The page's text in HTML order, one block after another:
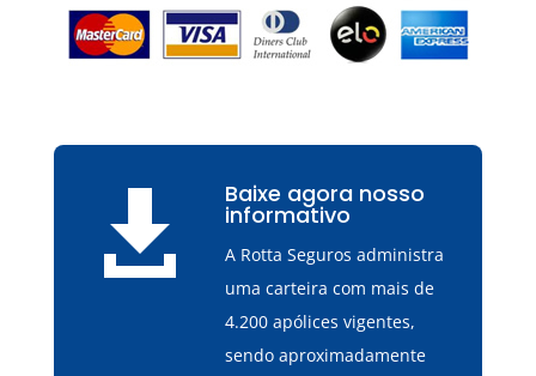
 Baixe agora nosso
informativo
A Rotta Seguros administra
uma carteira com mais de
4.200 apólices vigentes,
sendo aproximadamente